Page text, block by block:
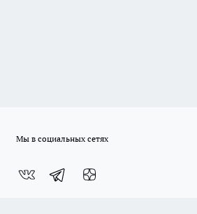
Мы в социальных сетях